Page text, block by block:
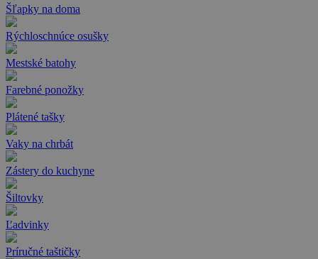
Šľapky na doma
Rýchloschnúce osušky
Mestské batohy
Farebné ponožky
Plátené tašky
Vaky na chrbát
Zástery do kuchyne
Šiltovky
Ľadvinky
Príručné taštičky